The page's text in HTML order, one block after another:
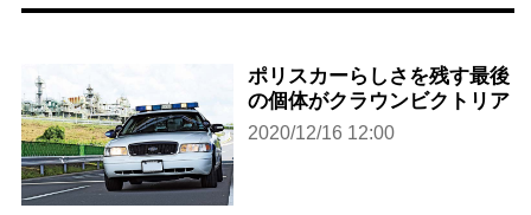
ポリスカーらしさを残す最後
の個体がクラウンビクトリア
2020/12/16 12:00